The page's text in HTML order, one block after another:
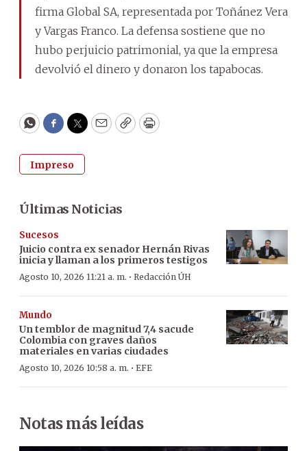
firma Global SA, representada por Toñánez Vera
y Vargas Franco. La defensa sostiene que no
hubo perjuicio patrimonial, ya que la empresa
devolvió el dinero y donaron los tapabocas.
WhatsApp
Facebook
Twitter
EmailCopyPrint
Impreso
Últimas Noticias
Sucesos
Juicio contra ex senador Hernán Rivas
inicia y llaman a los primeros testigos
Agosto 10, 2026 11:21 a. m. · Redacción ÚH
Mundo
Un temblor de magnitud 7,4 sacude
Colombia con graves daños
materiales en varias ciudades
Agosto 10, 2026 10:58 a. m. · EFE
Notas más leídas